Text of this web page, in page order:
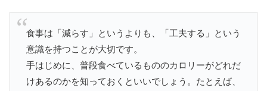
食事は「減らす」というよりも、「工夫する」という
意識を持つことが大切です。
手はじめに、普段食べているもののカロリーがどれだ
けあるのかを知っておくといいでしょう。たとえば、